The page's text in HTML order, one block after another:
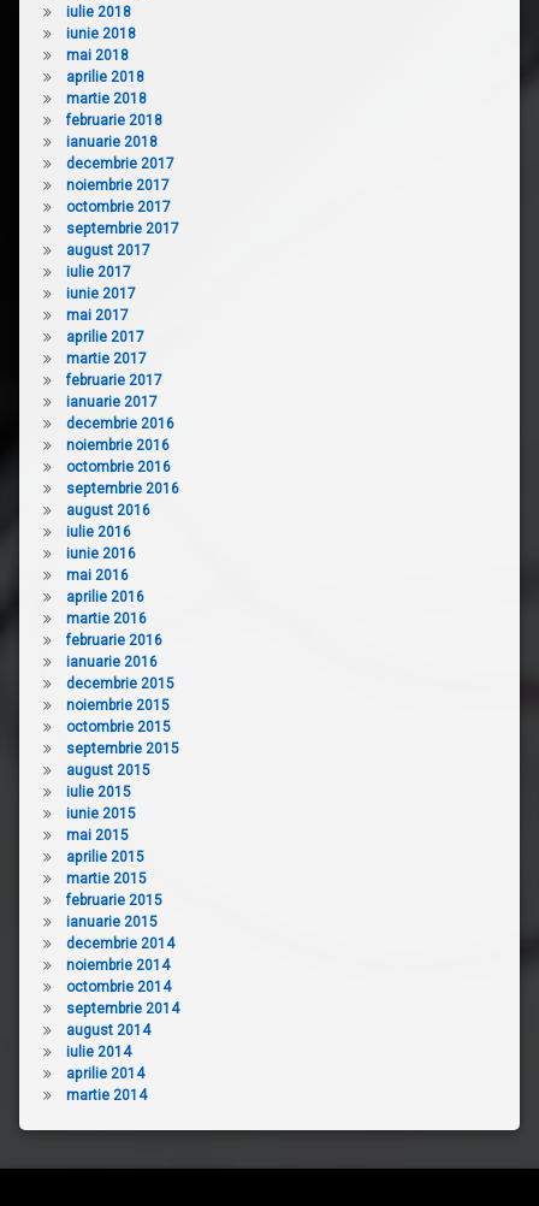
iulie 2018
iunie 2018
mai 2018
aprilie 2018
martie 2018
februarie 2018
ianuarie 2018
decembrie 2017
noiembrie 2017
octombrie 2017
septembrie 2017
august 2017
iulie 2017
iunie 2017
mai 2017
aprilie 2017
martie 2017
februarie 2017
ianuarie 2017
decembrie 2016
noiembrie 2016
octombrie 2016
septembrie 2016
august 2016
iulie 2016
iunie 2016
mai 2016
aprilie 2016
martie 2016
februarie 2016
ianuarie 2016
decembrie 2015
noiembrie 2015
octombrie 2015
septembrie 2015
august 2015
iulie 2015
iunie 2015
mai 2015
aprilie 2015
martie 2015
februarie 2015
ianuarie 2015
decembrie 2014
noiembrie 2014
octombrie 2014
septembrie 2014
august 2014
iulie 2014
aprilie 2014
martie 2014